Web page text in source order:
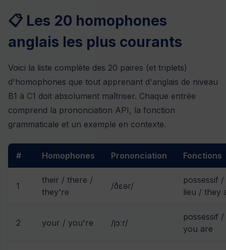
📋 Les 20 homophones
anglais les plus courants
Voici la liste complète des 20 paires (et triplets)
d'homophones que tout apprenant d'anglais de niveau
B1 à C1 doit absolument maîtriser. Chaque entrée
comprend la prononciation API, la fonction
grammaticale et un exemple en contexte.
# Homophones Prononciation Fonctions
1
their / there /
they're
/ðɛər/
possessif /
lieu / they
2 your / you're /jɔːr/
possessif /
you are